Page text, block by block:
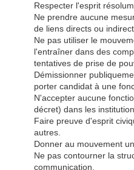
Respecter l'esprit
Ne prendre aucune
de liens directs ou
Ne pas utiliser le
l'entraîner dans des
tentatives de prise de
Démissionner
porter candidat à une
N'accepter aucune
décret) dans les
Faire preuve d'esprit
autres.
Donner au mouvement
Ne pas contourner la
communication.